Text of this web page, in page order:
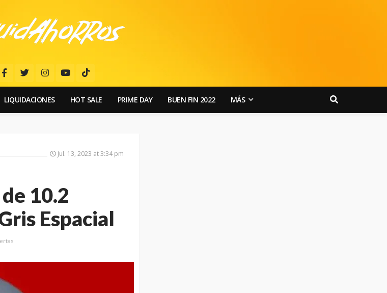
LIQUIDACIONES HOT SALE PRIME DAY BUEN FIN 2022 MÁS
Jul. 13, 2023 at 3:34 pm
10.2
Espacial